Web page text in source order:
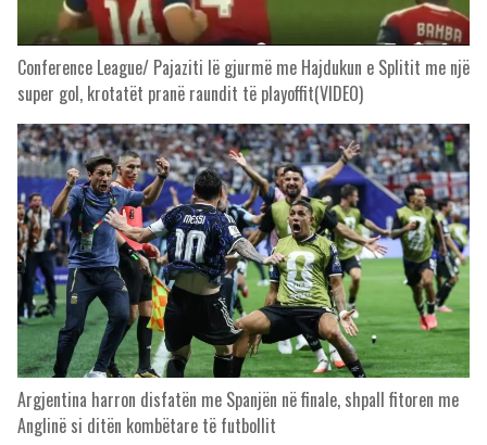
Conference League/ Pajaziti lë gjurmë me Hajdukun e Splitit me një
super gol, krotatët pranë raundit të playoffit(VIDEO)
Argjentina harron disfatën me Spanjën në finale, shpall fitoren me
Anglinë si ditën kombëtare të futbollit